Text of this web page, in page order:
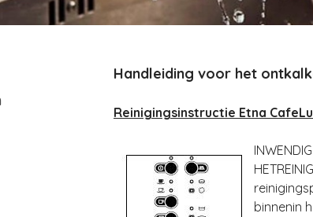
Handleiding voor het
Reinigingsinstructie Etna
binnenin